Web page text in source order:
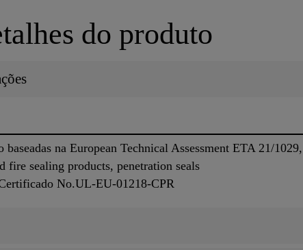
do produto
na European Technical Assessment ETA 21/
sealing products, penetration seals
No.UL-EU-01218-CPR